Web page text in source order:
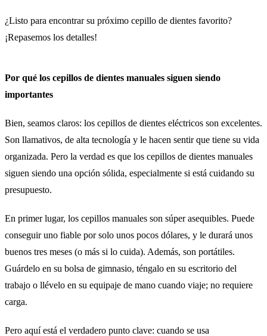
¿Listo para encontrar su próximo cepillo de dientes favorito?
¡Repasemos los detalles!
Por qué los cepillos de dientes manuales siguen siendo
importantes
Bien, seamos claros: los cepillos de dientes eléctricos son excelentes.
Son llamativos, de alta tecnología y le hacen sentir que tiene su vida
organizada. Pero la verdad es que los cepillos de dientes manuales
siguen siendo una opción sólida, especialmente si está cuidando su
presupuesto.
En primer lugar, los cepillos manuales son súper asequibles. Puede
conseguir uno fiable por solo unos pocos dólares, y le durará unos
buenos tres meses (o más si lo cuida). Además, son portátiles.
Guárdelo en su bolsa de gimnasio, téngalo en su escritorio del
trabajo o llévelo en su equipaje de mano cuando viaje; no requiere
carga.
Pero aquí está el verdadero punto clave: cuando se usa